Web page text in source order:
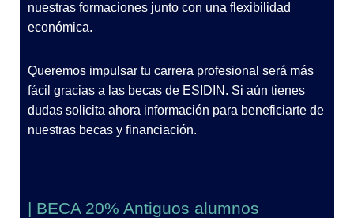
nuestras formaciones junto con una flexibilidad
económica.
Queremos impulsar tu carrera profesional será más
fácil gracias a las becas de ESIDIN. Si aún tienes
dudas solicita ahora información para beneficiarte de
nuestras becas y financiación.
| BECA 20% Antiguos alumnos